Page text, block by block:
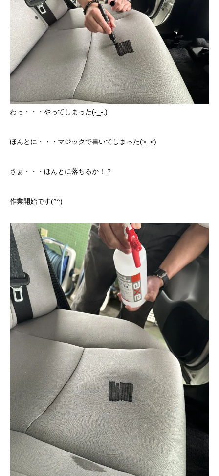
保険ご相談
会社案内
ご挨拶
会社概要
沿革
ご成約
部品取付
車磨き
車検
整備・修理
各種手続
お問い合わせ プライバシーポリシー
わっ・・・やってしまった(-_-;)
ほんとに・・・マジックで書いてしまった(>_<)
さぁ・・・ほんとに落ちるか！？
作業開始です(^^)